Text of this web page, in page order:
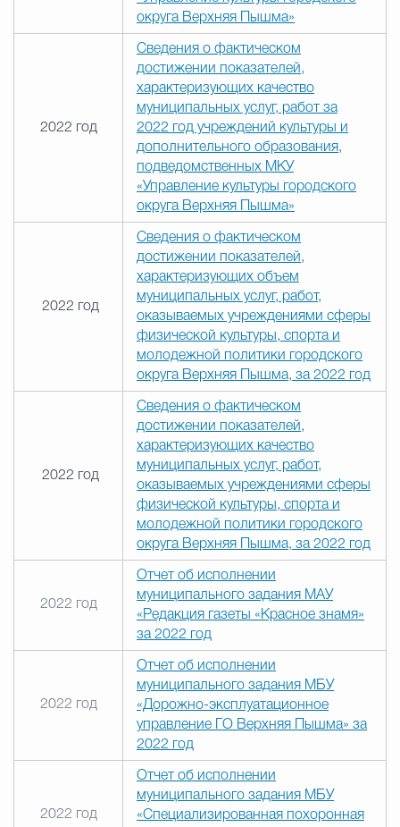
округа Верхняя Пышма»
2022 год
Сведения о фактическом
достижении показателей,
характеризующих качество
муниципальных услуг, работ за
2022 год учреждений культуры и
дополнительного образования,
подведомственных МКУ
«Управление культуры городского
округа Верхняя Пышма»
2022 год
Сведения о фактическом
достижении показателей,
характеризующих объем
муниципальных услуг, работ,
оказываемых учреждениями сферы
физической культуры, спорта и
молодежной политики городского
округа Верхняя Пышма, за 2022 год
2022 год
Сведения о фактическом
достижении показателей,
характеризующих качество
муниципальных услуг, работ,
оказываемых учреждениями сферы
физической культуры, спорта и
молодежной политики городского
округа Верхняя Пышма, за 2022 год
2022 год
Отчет об исполнении
муниципального задания МАУ
«Редакция газеты «Красное знамя»
за 2022 год
2022 год
Отчет об исполнении
муниципального задания МБУ
«Дорожно-эксплуатационное
управление ГО Верхняя Пышма» за
2022 год
2022 год
Отчет об исполнении
муниципального задания МБУ
«Специализированная похоронная